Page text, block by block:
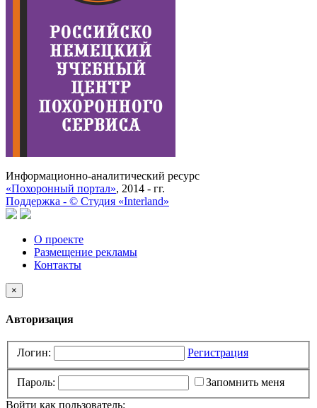
Информационно-аналитический ресурс
«Похоронный портал», 2014 - гг.
Поддержка - © Cтудия «Interland»
О проекте
Размещение рекламы
Контакты
×
Авторизация
Логин: Регистрация
Пароль:
Запомнить меня
Войти как пользователь: